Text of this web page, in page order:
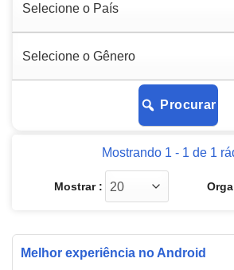
Procurar
Mostrando 1 - 1 de 1
Mostrar :
Melhor experiência no Android